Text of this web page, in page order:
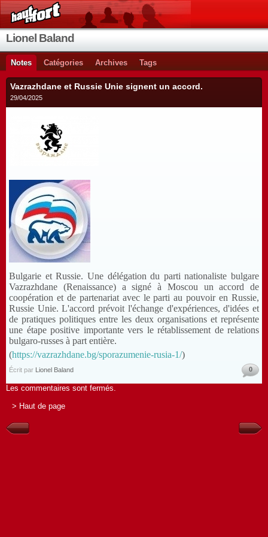
Lionel Baland
Notes Catégories Archives Tags
Vazrazhdane et Russie Unie signent un accord.
29/04/2025
Bulgarie et Russie. Une délégation du parti nationaliste bulgare
Vazrazhdane (Renaissance) a signé à Moscou un accord de
coopération et de partenariat avec le parti au pouvoir en Russie,
Russie Unie. L'accord prévoit l'échange d'expériences, d'idées et
de pratiques politiques entre les deux organisations et représente
une étape positive importante vers le rétablissement de relations
bulgaro-russes à part entière.
(https://vazrazhdane.bg/sporazumenie-rusia-1/)
Écrit par Lionel Baland 0
Les commentaires sont fermés.
> Haut de page